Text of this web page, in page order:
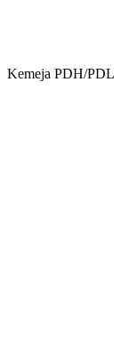
Kemeja PDH/PDL